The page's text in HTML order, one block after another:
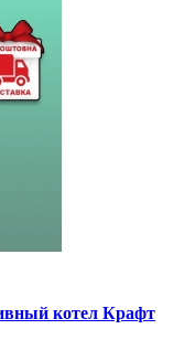
котел Крафт